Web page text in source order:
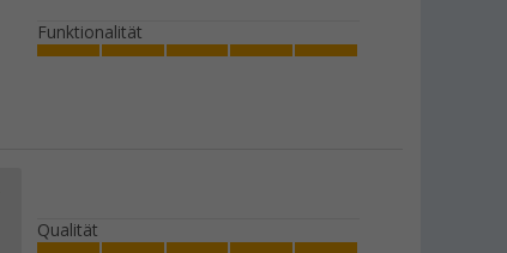
Funktionalität
Qualität